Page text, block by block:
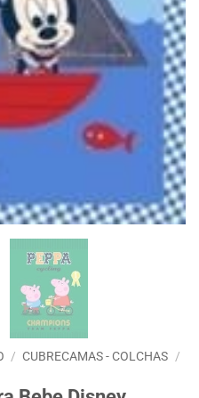
/ CUBRECAMAS - COLCHAS /